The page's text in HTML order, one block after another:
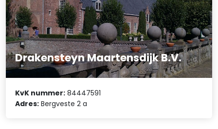
Drakensteyn Maartensdijk B.V.
KvK nummer: 84447591
Adres: Bergveste 2 a